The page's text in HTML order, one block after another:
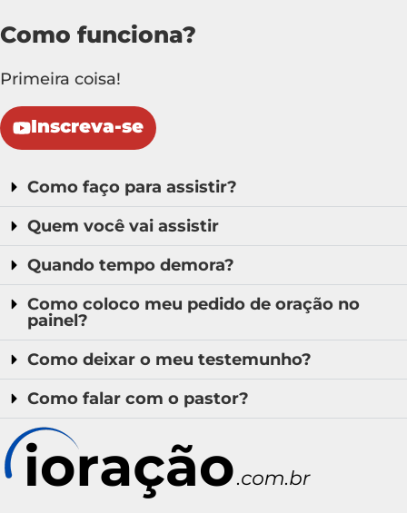
Como funciona?
Primeira coisa!
Inscreva-se
Como faço para assistir?
Quem você vai assistir
Quando tempo demora?
Como coloco meu pedido de oração no
painel?
Como deixar o meu testemunho?
Como falar com o pastor?